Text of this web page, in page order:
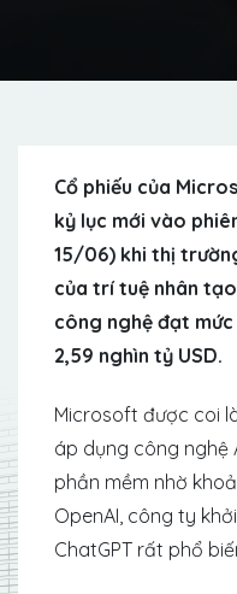
Cổ phiếu của
kỷ lục mới vào
15/06) khi thị
của trí tuệ nhân
công nghệ đạt
2,59 nghìn tỷ USD.
Microsoft được coi
áp dụng công nghệ
phần mềm nhờ
OpenAI, công ty
ChatGPT rất phổ